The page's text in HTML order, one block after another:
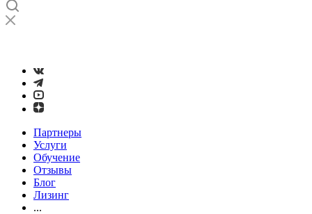
Партнеры
Услуги
Обучение
Отзывы
Блог
Лизинг
...